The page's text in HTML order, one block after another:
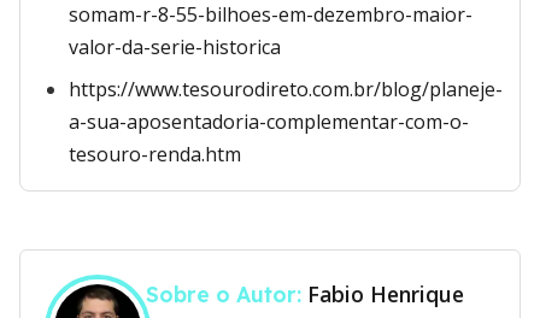
somam-r-8-55-bilhoes-em-dezembro-maior-
valor-da-serie-historica
https://www.tesourodireto.com.br/blog/planeje-
a-sua-aposentadoria-complementar-com-o-
tesouro-renda.htm
Sobre o Autor: Fabio Henrique